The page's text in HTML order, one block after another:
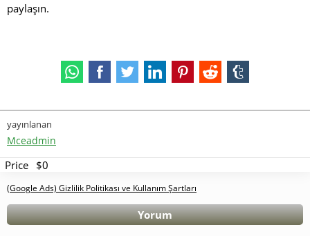
paylaşın.
yayınlanan
Mceadmin
Price $0
(Google Ads) Gizlilik Politikası ve Kullanım Şartları
Yorum